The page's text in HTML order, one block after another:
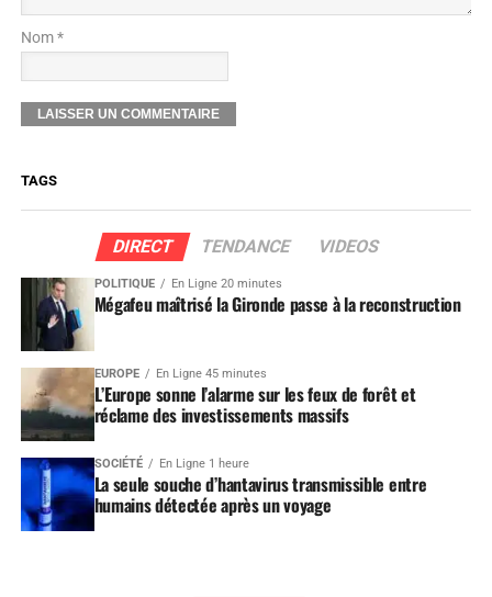
Nom *
TAGS
DIRECT TENDANCE VIDEOS
POLITIQUE En Ligne 20 minutes
Mégafeu maîtrisé la Gironde passe à la reconstruction
EUROPE En Ligne 45 minutes
L’Europe sonne l’alarme sur les feux de forêt et
réclame des investissements massifs
SOCIÉTÉ En Ligne 1 heure
La seule souche d’hantavirus transmissible entre
humains détectée après un voyage